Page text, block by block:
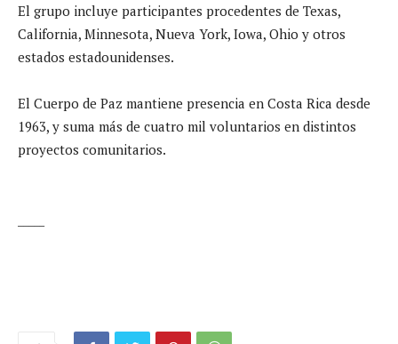
El grupo incluye participantes procedentes de Texas,
California, Minnesota, Nueva York, Iowa, Ohio y otros
estados estadounidenses.
El Cuerpo de Paz mantiene presencia en Costa Rica desde
1963, y suma más de cuatro mil voluntarios en distintos
proyectos comunitarios.